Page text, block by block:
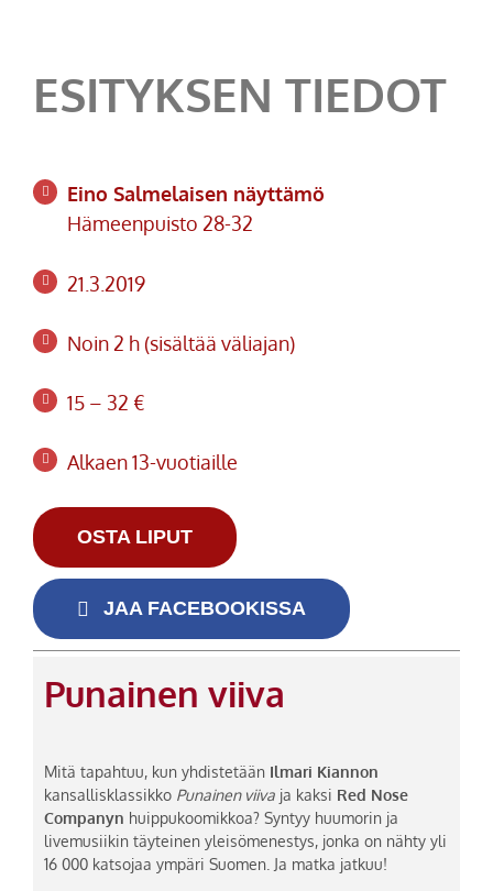
ESITYKSEN TIEDOT
Eino Salmelaisen näyttämö
Hämeenpuisto 28-32
21.3.2019
Noin 2 h (sisältää väliajan)
15 – 32 €
Alkaen 13-vuotiaille
OSTA LIPUT
JAA FACEBOOKISSA
Punainen viiva
Mitä tapahtuu, kun yhdistetään Ilmari Kiannon
kansallisklassikko Punainen viiva ja kaksi Red Nose
Companyn huippukoomikkoa? Syntyy huumorin ja
livemusiikin täyteinen yleisömenestys, jonka on nähty yli
16 000 katsojaa ympäri Suomen. Ja matka jatkuu!